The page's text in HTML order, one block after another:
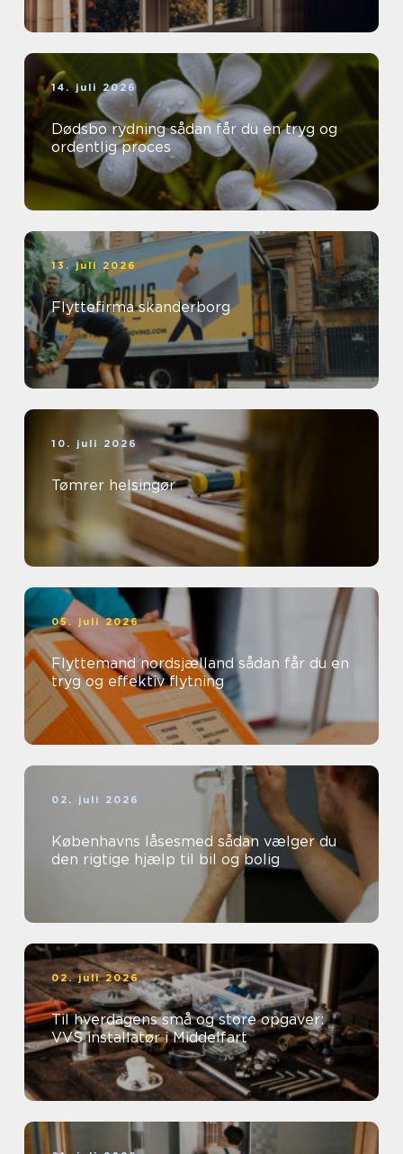
14. juli 2026
Dødsbo rydning sådan får du en tryg og
ordentlig proces
13. juli 2026
Flyttefirma skanderborg
10. juli 2026
Tømrer helsingør
05. juli 2026
Flyttemand nordsjælland sådan får du en
tryg og effektiv flytning
02. juli 2026
Københavns låsesmed sådan vælger du
den rigtige hjælp til bil og bolig
02. juli 2026
Til hverdagens små og store opgaver:
VVS installatør i Middelfart